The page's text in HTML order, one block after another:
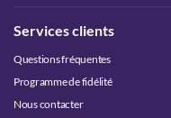
Services clients
Questions fréquentes
Programme de fidélité
Nous contacter